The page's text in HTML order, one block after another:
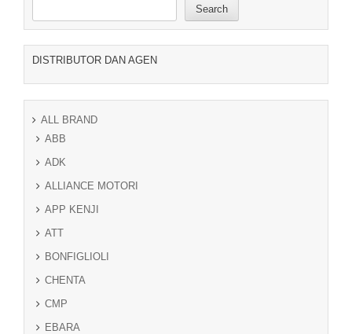
Search
DISTRIBUTOR DAN AGEN
ALL BRAND
ABB
ADK
ALLIANCE MOTORI
APP KENJI
ATT
BONFIGLIOLI
CHENTA
CMP
EBARA